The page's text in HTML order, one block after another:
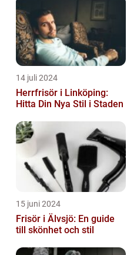
14 juli 2024
Herrfrisör i Linköping:
Hitta Din Nya Stil i Staden
15 juni 2024
Frisör i Älvsjö: En guide
till skönhet och stil